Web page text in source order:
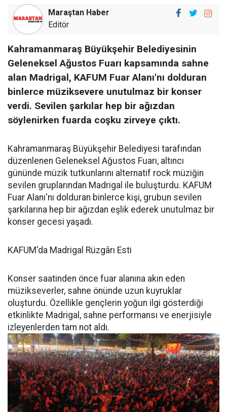
Maraştan Haber
Editör
Kahramanmaraş Büyükşehir Belediyesinin
Geleneksel Ağustos Fuarı kapsamında sahne
alan Madrigal, KAFUM Fuar Alanı'nı dolduran
binlerce müziksevere unutulmaz bir konser
verdi. Sevilen şarkılar hep bir ağızdan
söylenirken fuarda coşku zirveye çıktı.
Kahramanmaraş Büyükşehir Belediyesi tarafından
düzenlenen Geleneksel Ağustos Fuarı, altıncı
gününde müzik tutkunlarını alternatif rock müziğin
sevilen gruplarından Madrigal ile buluşturdu. KAFUM
Fuar Alanı'nı dolduran binlerce kişi, grubun sevilen
şarkılarına hep bir ağızdan eşlik ederek unutulmaz bir
konser gecesi yaşadı.
KAFUM'da Madrigal Rüzgârı Esti
Konser saatinden önce fuar alanına akın eden
müzikseverler, sahne önünde uzun kuyruklar
oluşturdu. Özellikle gençlerin yoğun ilgi gösterdiği
etkinlikte Madrigal, sahne performansı ve enerjisiyle
izleyenlerden tam not aldı.